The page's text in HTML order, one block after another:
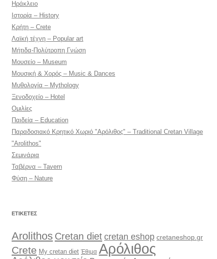
Ηράκλειο
Ιστορία – History
Κρήτη – Crete
Λαϊκή τέχνη – Popular art
Μήτιδα-Πολύτροπη Γνώση
Μουσείο – Museum
Μουσική & Χορός – Music & Dances
Μυθολογία – Mythology
Ξενοδοχείο – Hotel
Ομιλίες
Παιδεία – Education
Παραδοσιακό Κρητικό Χωριό "Αρόλιθος" – Traditional Cretan Village
"Arolithos"
Σεμινάρια
Ταβέρνα – Tavern
Φύση – Nature
ΕΤΙΚΈΤΕΣ
Arolithos Cretan dietcretan eshop cretaneshop.gr
Crete My cretan diet Έθιμα Αρόλιθος